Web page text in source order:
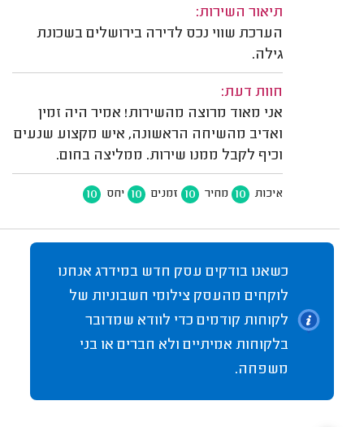
תיאור השירות:
הערכת שווי נכס לדירה בירושלים בשכונת
גילה.
חוות דעת:
אני מאוד מרוצה מהשירות! אמיר היה זמין
ואדיב מהשיחה הראשונה, איש מקצוע שנעים
וכיף לקבל ממנו שירות. ממליצה בחום.
איכות 10 מחיר 10 זמנים 10 יחס 10
כשאנו בודקים עסק חדש במידרג אנחנו
לוקחים מהעסק צילומי חשבוניות של
לקוחות קודמים כדי לוודא שמדובר
בלקוחות אמיתיים ולא חברים או בני
משפחה.